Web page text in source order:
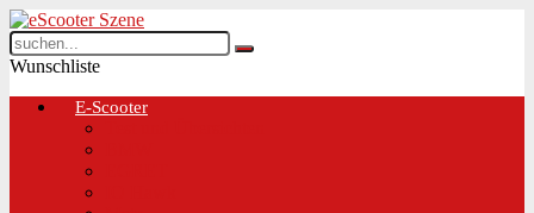
Wunschliste
E-Scooter